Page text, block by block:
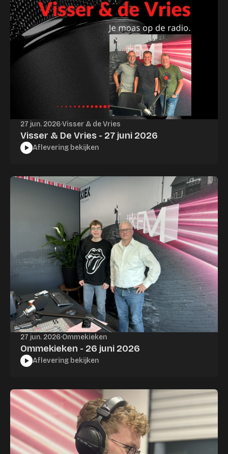
27 jun. 2026·Visser & de Vries
Visser & De Vries - 27 juni 2026
Aflevering bekijken
27 jun. 2026·Ommekieken
Ommekieken - 26 juni 2026
Aflevering bekijken